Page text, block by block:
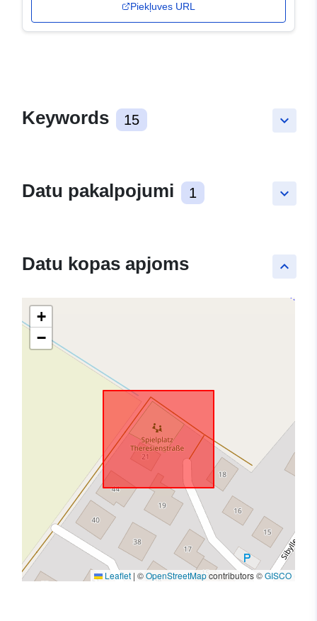
Piekļuves URL
keyboard_arrow_down
Keywords 15
keyboard_arrow_down
Datu pakalpojumi 1
keyboard_arrow_up
Datu kopas apjoms
+
−
Leaflet | ©OpenStreetMapcontributors ©GISCO